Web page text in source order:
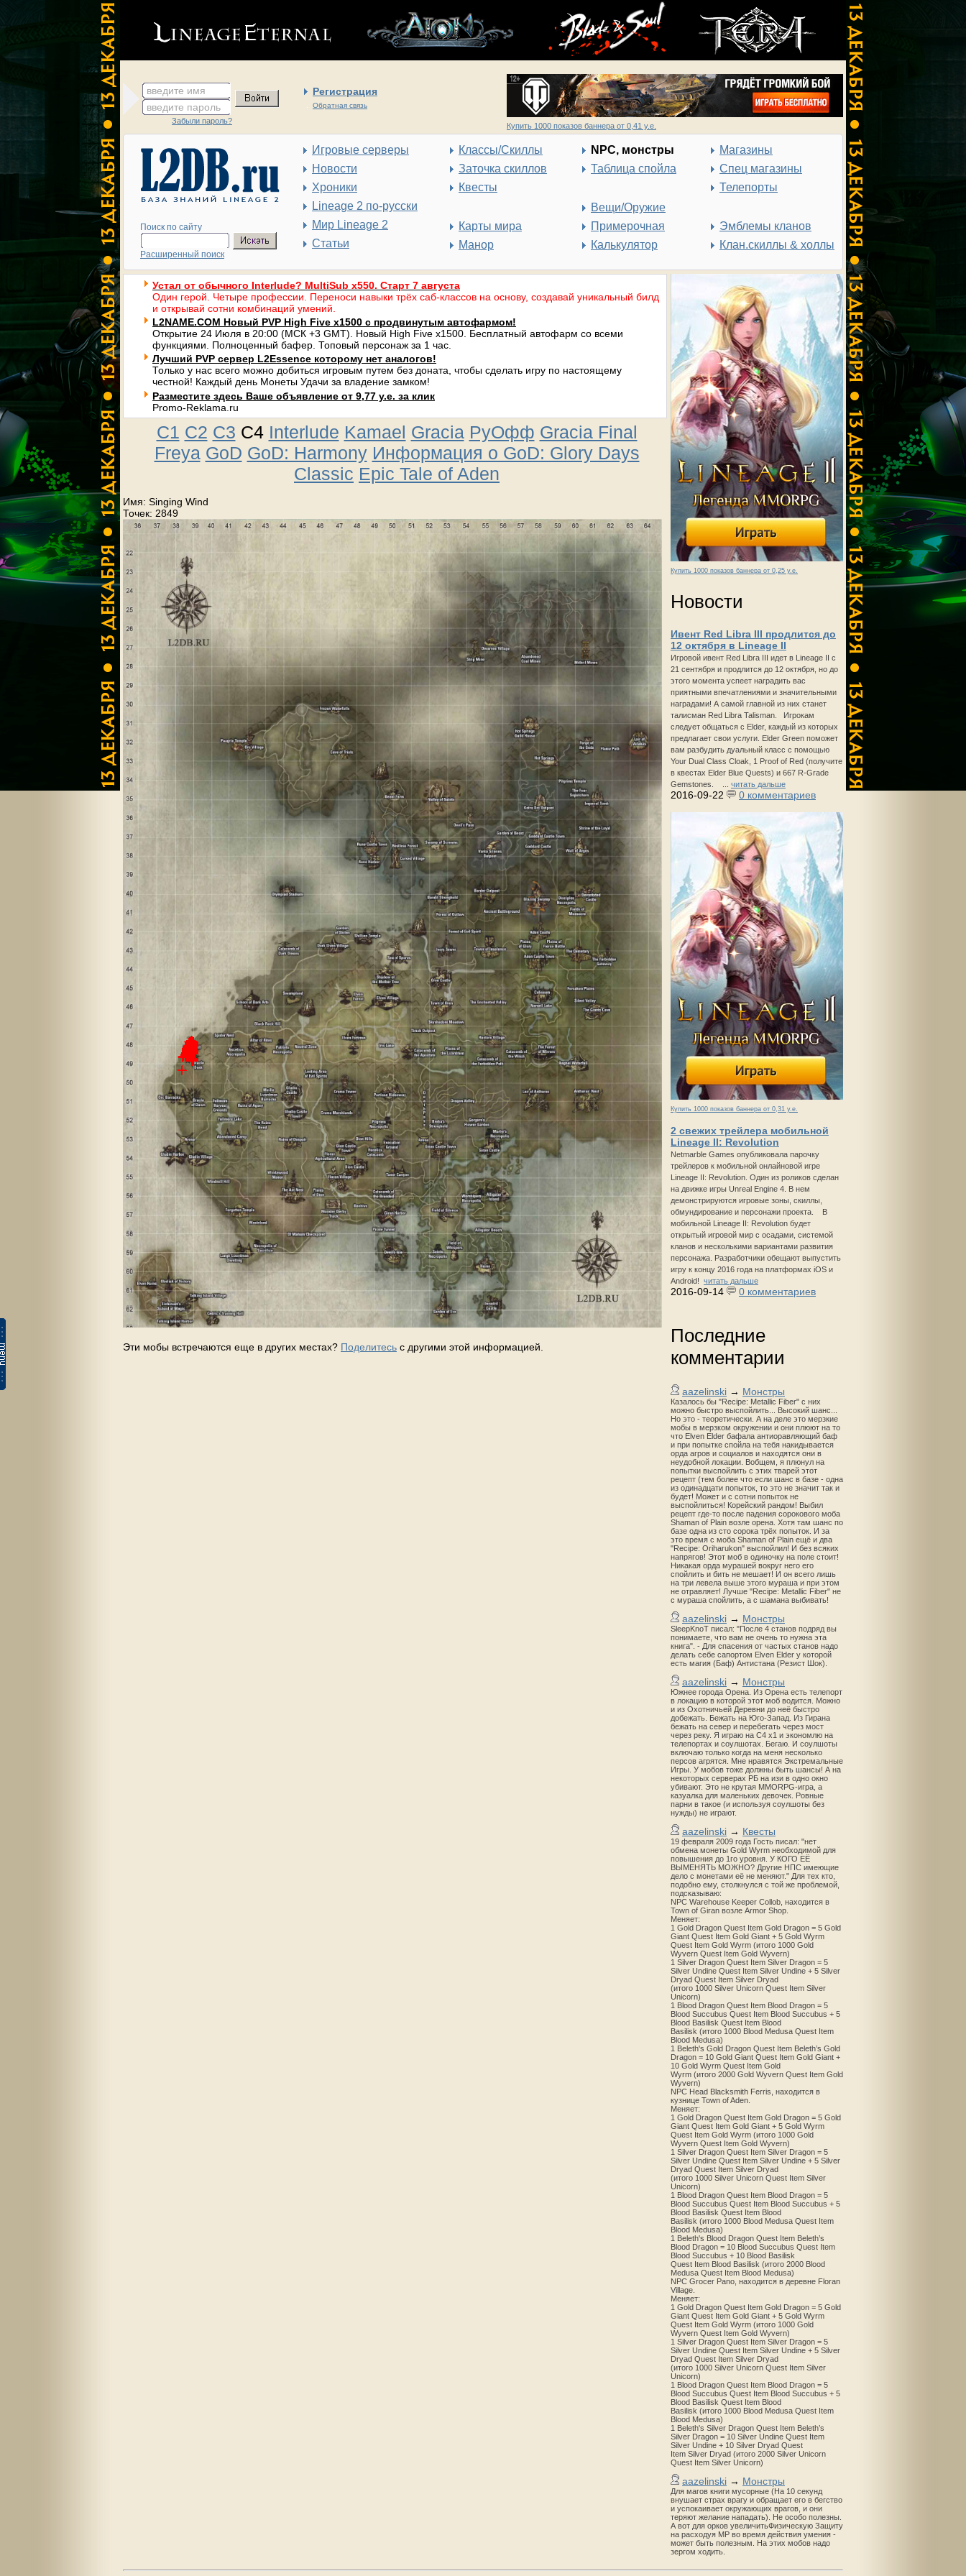
введите имя Регистрация
Обратная связь
введите пароль
Забыли пароль?
Купить 1000 показов баннера от 0,41 у.е.
Поиск по сайту
Расширенный поиск
Игровые серверы
Новости
Хроники
Lineage 2 по-русски
Мир Lineage 2
Статьи
Классы/Скиллы
Заточка скиллов
Квесты
Карты мира
Манор
NPC, монстры
Таблица спойла
Вещи/Оружие
Примерочная
Калькулятор
Магазины
Спец магазины
Телепорты
Эмблемы кланов
Клан.скиллы & холлы
Купить 1000 показов баннера от 0,25 у.е.
Новости
Ивент Red Libra III продлится до
12 октября в Lineage II
Игровой ивент Red Libra III идет в Lineage II с
21 сентября и продлится до 12 октября, но до
этого момента успеет наградить вас
приятными впечатлениями и значительными
наградами! А самой главной из них станет
талисман Red Libra Talisman. Игрокам
следует общаться с Elder, каждый из которых
предлагает свои услуги. Elder Green поможет
вам разбудить дуальный класс с помощью
Your Dual Class Cloak, 1 Proof of Red (получите
в квестах Elder Blue Quests) и 667 R-Grade
Gemstones. ... читать дальше
2016-09-22 0 комментариев
Купить 1000 показов баннера от 0,31 у.е.
2 свежих трейлера мобильной
Lineage II: Revolution
Netmarble Games опубликовала парочку
трейлеров к мобильной онлайновой игре
Lineage II: Revolution. Один из роликов сделан
на движке игры Unreal Engine 4. В нем
демонстрируются игровые зоны, скиллы,
обмундирование и персонажи проекта. В
мобильной Lineage II: Revolution будет
открытый игровой мир с осадами, системой
кланов и несколькими вариантами развития
персонажа. Разработчики обещают выпустить
игру к концу 2016 года на платформах iOS и
Android! читать дальше
2016-09-14 0 комментариев
Последние
комментарии
aazelinski → Монстры
Казалось бы "Recipe: Metallic Fiber" с них
можно быстро выспойлить... Высокий шанс...
Но это - теоретически. А на деле это мерзкие
мобы в мерзком окружении и они плюют на то
что Elven Elder бафала антиоравляющий баф
и при попытке спойла на тебя накидывается
орда агров и социалов и находятся они в
неудобной локации. Вобщем, я плюнул на
попытки выспойлить с этих тварей этот
рецепт (тем более что если шанс в базе - одна
из одинадцати попыток, то это не значит так и
будет! Может и с сотни попыток не
выспойлиться! Корейский рандом! Выбил
рецепт где-то после падения сорокового моба
Shaman of Plain возле орена. Хотя там шанс по
базе одна из сто сорока трёх попыток. И за
это время с моба Shaman of Plain ещё и два
"Recipe: Oriharukon" выспойлил! И без всяких
напрягов! Этот моб в одиночку на поле стоит!
Никакая орда мурашей вокруг него его
спойлить и бить не мешает! И он всего лишь
на три левела выше этого мураша и при этом
не отравляет! Лучше "Recipe: Metallic Fiber" не
с мураша спойлить, а с шамана выбивать!
aazelinski → Монстры
SleepKnoT писал: "После 4 станов подряд вы
понимаете, что вам не очень то нужна эта
книга". - Для спасения от частых станов надо
делать себе сапортом Elven Elder у которой
есть магия (Баф) Антистана (Резист Шок).
aazelinski → Монстры
Южнее города Орена. Из Орена есть телепорт
в локацию в которой этот моб водится. Можно
и из Охотничьей Деревни до неё быстро
добежать. Бежать на Юго-Запад. Из Гирана
бежать на север и перебегать через мост
через реку. Я играю на С4 х1 и экономлю на
телепортах и соулшотах. Бегаю. И соулшоты
включаю только когда на меня несколько
персов агрятся. Мне нравятся Экстремальные
Игры. У мобов тоже должны быть шансы! А на
некоторых серверах РБ на изи в одно окно
убивают. Это не крутая MMORPG-игра, а
казуалка для маленьких девочек. Ровные
парни в такое (и используя соулшоты без
нужды) не играют.
aazelinski → Квесты
19 февраля 2009 года Гость писал: "нет
обмена монеты Gold Wyrm необходимой для
повышения до 1го уровня. У КОГО ЕЁ
ВЫМЕНЯТЬ МОЖНО? Другие НПС имеющие
дело с монетами её не меняют." Для тех кто,
подобно ему, столкнулся с той же проблемой,
подсказываю:
NPC Warehouse Keeper Collob, находится в
Town of Giran возле Armor Shop.
Меняет:
1 Gold Dragon Quest Item Gold Dragon = 5 Gold
Giant Quest Item Gold Giant + 5 Gold Wyrm
Quest Item Gold Wyrm (итого 1000 Gold
Wyvern Quest Item Gold Wyvern)
1 Silver Dragon Quest Item Silver Dragon = 5
Silver Undine Quest Item Silver Undine + 5 Silver
Dryad Quest Item Silver Dryad
(итого 1000 Silver Unicorn Quest Item Silver
Unicorn)
1 Blood Dragon Quest Item Blood Dragon = 5
Blood Succubus Quest Item Blood Succubus + 5
Blood Basilisk Quest Item Blood
Basilisk (итого 1000 Blood Medusa Quest Item
Blood Medusa)
1 Beleth's Gold Dragon Quest Item Beleth’s Gold
Dragon = 10 Gold Giant Quest Item Gold Giant +
10 Gold Wyrm Quest Item Gold
Wyrm (итого 2000 Gold Wyvern Quest Item Gold
Wyvern)
NPC Head Blacksmith Ferris, находится в
кузнице Town of Aden.
Меняет:
1 Gold Dragon Quest Item Gold Dragon = 5 Gold
Giant Quest Item Gold Giant + 5 Gold Wyrm
Quest Item Gold Wyrm (итого 1000 Gold
Wyvern Quest Item Gold Wyvern)
1 Silver Dragon Quest Item Silver Dragon = 5
Silver Undine Quest Item Silver Undine + 5 Silver
Dryad Quest Item Silver Dryad
(итого 1000 Silver Unicorn Quest Item Silver
Unicorn)
1 Blood Dragon Quest Item Blood Dragon = 5
Blood Succubus Quest Item Blood Succubus + 5
Blood Basilisk Quest Item Blood
Basilisk (итого 1000 Blood Medusa Quest Item
Blood Medusa)
1 Beleth's Blood Dragon Quest Item Beleth’s
Blood Dragon = 10 Blood Succubus Quest Item
Blood Succubus + 10 Blood Basilisk
Quest Item Blood Basilisk (итого 2000 Blood
Medusa Quest Item Blood Medusa)
NPC Grocer Pano, находится в деревне Floran
Village.
Меняет:
1 Gold Dragon Quest Item Gold Dragon = 5 Gold
Giant Quest Item Gold Giant + 5 Gold Wyrm
Quest Item Gold Wyrm (итого 1000 Gold
Wyvern Quest Item Gold Wyvern)
1 Silver Dragon Quest Item Silver Dragon = 5
Silver Undine Quest Item Silver Undine + 5 Silver
Dryad Quest Item Silver Dryad
(итого 1000 Silver Unicorn Quest Item Silver
Unicorn)
1 Blood Dragon Quest Item Blood Dragon = 5
Blood Succubus Quest Item Blood Succubus + 5
Blood Basilisk Quest Item Blood
Basilisk (итого 1000 Blood Medusa Quest Item
Blood Medusa)
1 Beleth's Silver Dragon Quest Item Beleth’s
Silver Dragon = 10 Silver Undine Quest Item
Silver Undine + 10 Silver Dryad Quest
Item Silver Dryad (итого 2000 Silver Unicorn
Quest Item Silver Unicorn)
aazelinski → Монстры
Для магов книги мусорные (На 10 секунд
внушает страх врагу и обращает его в бегство
и успокаивает окружающих врагов, и они
теряют желание нападать). Не особо полезны.
А вот для орков увеличитьФизическую Защиту
на расходуя MP во время действия умения -
может быть полезным. На этих мобов надо
зергом ходить.
Устал от обычного Interlude? MultiSub x550. Старт 7 августа
Один герой. Четыре профессии. Переноси навыки трёх саб-классов на основу, создавай уникальный билд
и открывай сотни комбинаций умений.
L2NAME.COM Новый PVP High Five x1500 с продвинутым автофармом!
Открытие 24 Июля в 20:00 (МСК +3 GMT). Новый High Five x1500. Бесплатный автофарм со всеми
функциями. Полноценный бафер. Топовый персонаж за 1 час.
Лучший PVP сервер L2Essence которому нет аналогов!
Только у нас всего можно добиться игровым путем без доната, чтобы сделать игру по настоящему
честной! Каждый день Монеты Удачи за владение замком!
Разместите здесь Ваше объявление от 9,77 у.е. за клик
Promo-Reklama.ru
C1 C2 C3 C4 Interlude Kamael Gracia РуОфф Gracia Final
Freya GoD GoD: Harmony Информация о GoD: Glory Days
Classic Epic Tale of Aden
Имя: Singing Wind
Точек: 2849
Эти мобы встречаются еще в других местах? Поделитесь с другими этой информацией.